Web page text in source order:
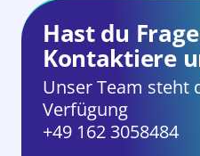
Hast du
Kontaktiere
Unser Team steht
Verfügung
+49 162 3058484